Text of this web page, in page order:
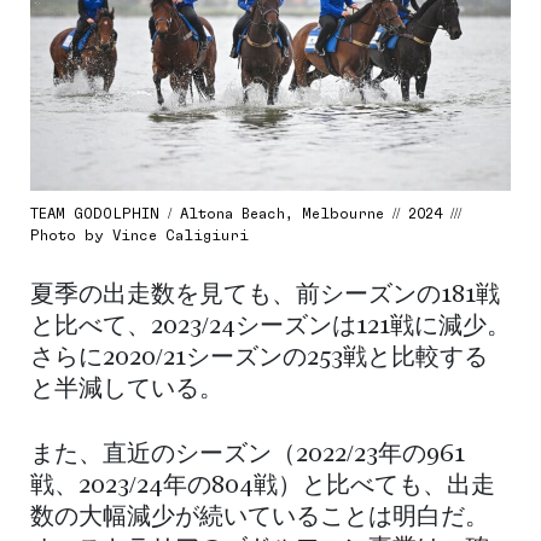
TEAM GODOLPHIN / Altona Beach, Melbourne // 2024 ///
Photo by Vince Caligiuri
夏季の出走数を見ても、前シーズンの181戦
と比べて、2023/24シーズンは121戦に減少。
さらに2020/21シーズンの253戦と比較する
と半減している。
また、直近のシーズン（2022/23年の961
戦、2023/24年の804戦）と比べても、出走
数の大幅減少が続いていることは明白だ。